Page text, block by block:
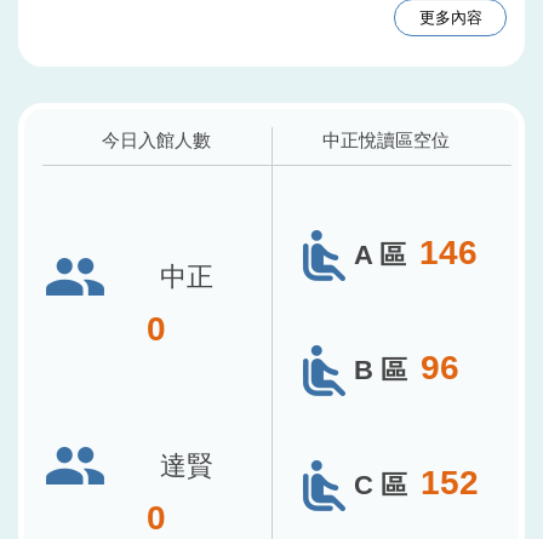
更多內容
今日入館人數
中正
0
達賢
0
中正悅讀區空位
A 區 146
B 區 96
C 區 152